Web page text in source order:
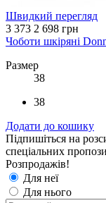
Швидкий перегляд
3 373 2 698 грн
Чоботи шкіряні
Размер
38
38
Додати до кошику
Підпишіться на
спеціальних
Розпродажiв!
Для неї
Для нього